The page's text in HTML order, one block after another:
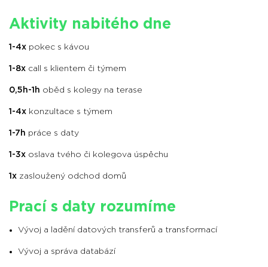
Aktivity nabitého dne
1-4x pokec s kávou
1-8x call s klientem či týmem
0,5h-1h oběd s kolegy na terase
1-4x konzultace s týmem
1-7h práce s daty
1-3x oslava tvého či kolegova úspěchu
1x zasloužený odchod domů
Prací s daty rozumíme
Vývoj a ladění datových transferů a transformací
Vývoj a správa databází